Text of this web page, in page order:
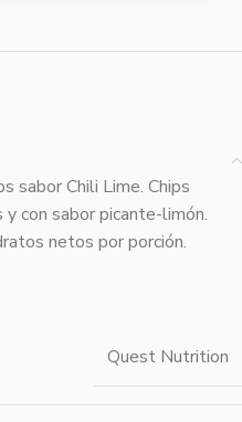
sabor Chili Lime. Chips
con sabor picante-limón.
netos por porción.
Quest Nutrition